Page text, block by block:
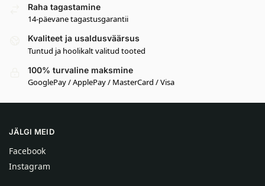
Raha tagastamine
14-päevane tagastusgarantii
Kvaliteet ja usaldusväärsus
Tuntud ja hoolikalt valitud tooted
100% turvaline maksmine
GooglePay / ApplePay / MasterCard / Visa
JÄLGI MEID
Facebook
Instagram